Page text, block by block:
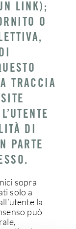
LINK);
O
TRACCIA
DI
PARTE
sopra
solo a
la
può